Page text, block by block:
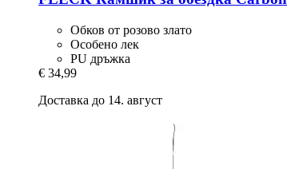
Обков от розово злато
Особено лек
PU дръжка
€ 34,99
Доставка до 14. август